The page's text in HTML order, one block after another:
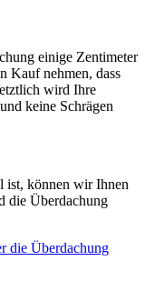
einige Zentimeter
Kauf nehmen, dass
wird Ihre
keine Schrägen
ist, können wir Ihnen
die Überdachung
die Überdachung